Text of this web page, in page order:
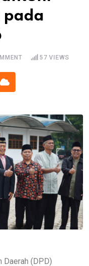
pada
57 VIEWS
Daerah (DPD)